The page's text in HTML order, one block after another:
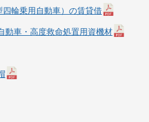
四輪乗用自動車）の賃貸借
動車・高度救命処置用資機材